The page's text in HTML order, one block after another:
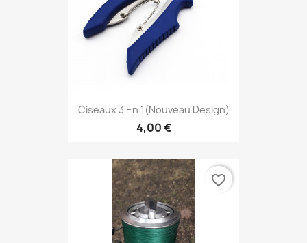
Ciseaux 3 En 1(nouveau Design)
4,00 €
favorite_border